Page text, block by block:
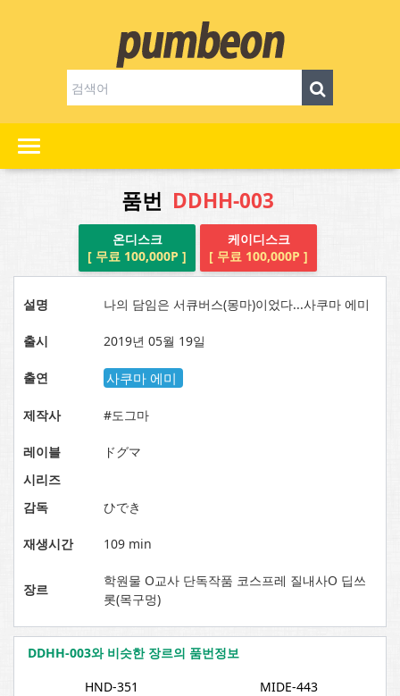
품번 DDHH-003
온디스크
[ 무료 100,000P ]
케이디스크
[ 무료 100,000P ]
설명 나의 담임은 서큐버스(몽마)이었다...사쿠마 에미
출시 2019년 05월 19일
출연 사쿠마 에미
제작사 #도그마
레이블
ドグマ
시리즈
감독
ひでき
재생시간 109 min
장르
학원물 O교사 단독작품 코스프레 질내사O 딥쓰
롯(목구멍)
DDHH-003와 비슷한 장르의 품번정보
HND-351
MIDE-443